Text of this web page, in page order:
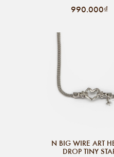
990.000₫
N BIG WIRE ART
DROP TINY